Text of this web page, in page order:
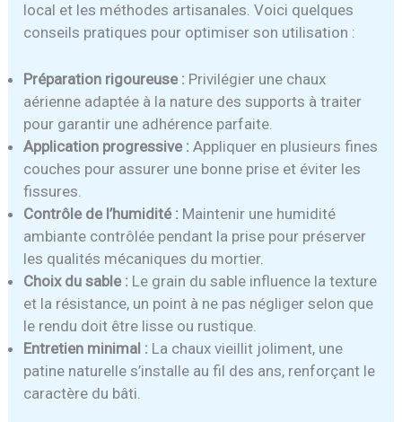
local et les méthodes artisanales. Voici quelques
conseils pratiques pour optimiser son utilisation :
Préparation rigoureuse : Privilégier une chaux
aérienne adaptée à la nature des supports à traiter
pour garantir une adhérence parfaite.
Application progressive : Appliquer en plusieurs fines
couches pour assurer une bonne prise et éviter les
fissures.
Contrôle de l’humidité : Maintenir une humidité
ambiante contrôlée pendant la prise pour préserver
les qualités mécaniques du mortier.
Choix du sable : Le grain du sable influence la texture
et la résistance, un point à ne pas négliger selon que
le rendu doit être lisse ou rustique.
Entretien minimal : La chaux vieillit joliment, une
patine naturelle s’installe au fil des ans, renforçant le
caractère du bâti.